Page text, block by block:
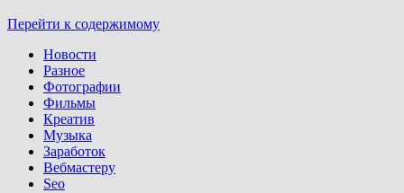
Перейти к содержимому
Новости
Разное
Фотографии
Фильмы
Креатив
Музыка
Заработок
Вебмастеру
Seo